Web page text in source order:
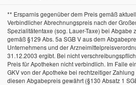
** Ersparnis gegenüber dem Preis gemäß
Verbindlicher Abrechnungspreis nach der
Spezialitätentaxe (sog. Lauer-Taxe) bei Abgabe
gemäß §129 Abs. 5a SGB V aus dem
Unternehmens und der
31.12.2003 ergibt. Bei nicht
Preis für Apotheken nicht verbindlich. Im Falle
GKV von der Apotheke bei rechtzeitiger
diesen Abgabepreis gewährt (§130 Absatz 1